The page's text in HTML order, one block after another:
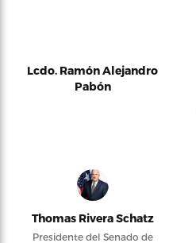
Lcdo. Ramón Alejandro
Pabón
Thomas Rivera Schatz
Presidente del Senado de